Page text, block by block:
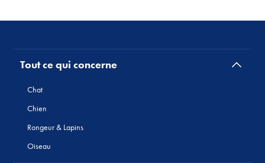
Tout ce qui concerne
Chat
Chien
Rongeur & Lapins
Oiseau